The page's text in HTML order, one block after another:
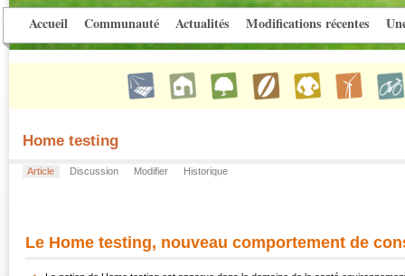
Accueil Communauté Actualités Modifications récentes
Home testing
Article Discussion Modifier Historique
Le Home testing, nouveau comportement de